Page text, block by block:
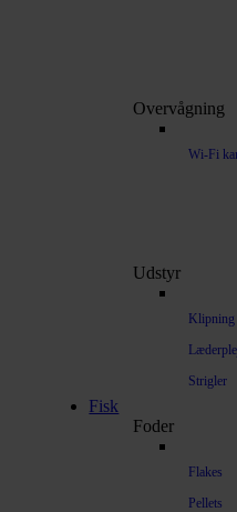
Overvågning
Wi-Fi
Udstyr
Strigler
Fisk
Foder
Flakes
Pellets